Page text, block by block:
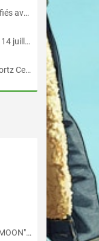
GTA Online : Les gains des casses ont été modifiés avec la mise à jour « Le Braquage du Kortz Center »
GTA Online : Détails des avantages de GTA+ du 14 juillet au 12 août
GTA Online : La mise à jour « Le Braquage du Kortz Center » est maintenant disponible
GTA RP : ? OUVERTURE DU SERVEUR RP "FIVEMOON"  ACCÈS LIBRE ?